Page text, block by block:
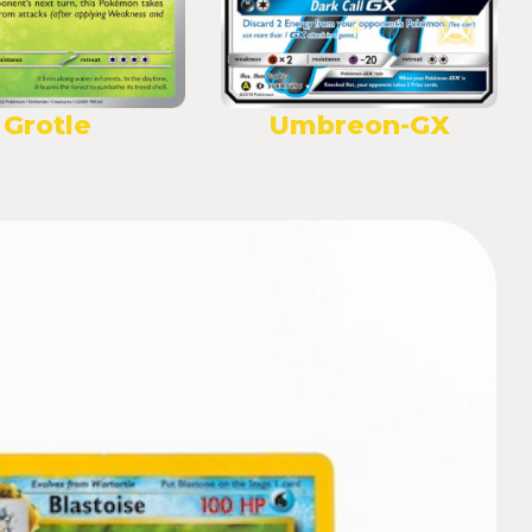
Grotle Umbreon-GX